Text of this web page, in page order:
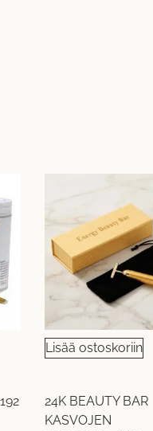
Lisää ostoskoriin
24K BEAUTY BAR
KASVOJEN